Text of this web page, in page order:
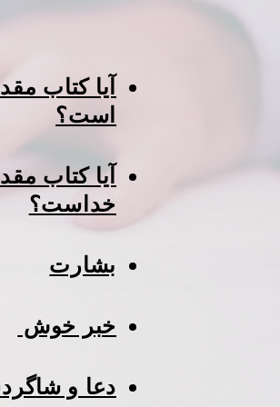
آیا کتاب
است؟
آیا کتاب
خداست؟
بشارت
خبر خوش
دعا و